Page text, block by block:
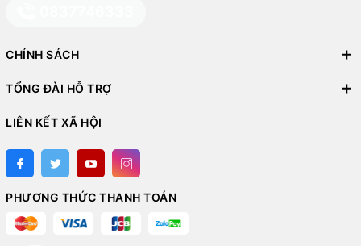
CHÍNH SÁCH
TỔNG ĐÀI HỖ TRỢ
LIÊN KẾT XÃ HỘI
PHƯƠNG THỨC THANH TOÁN